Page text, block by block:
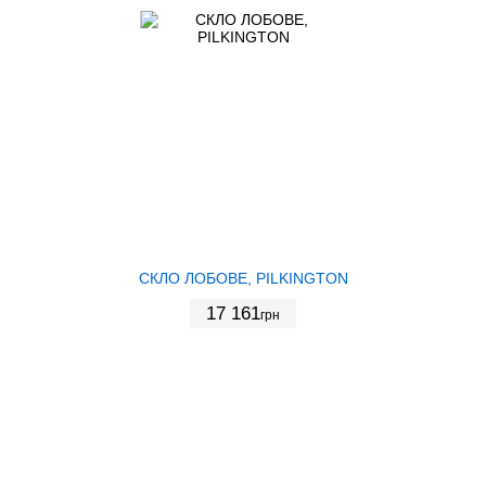
СКЛО ЛОБОВЕ, PILKINGTON
17 161грн